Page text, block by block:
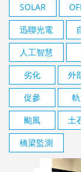
SOLAR
迅聯光電
人工智慧
劣化
外
促參
颱風
土
橋梁監測